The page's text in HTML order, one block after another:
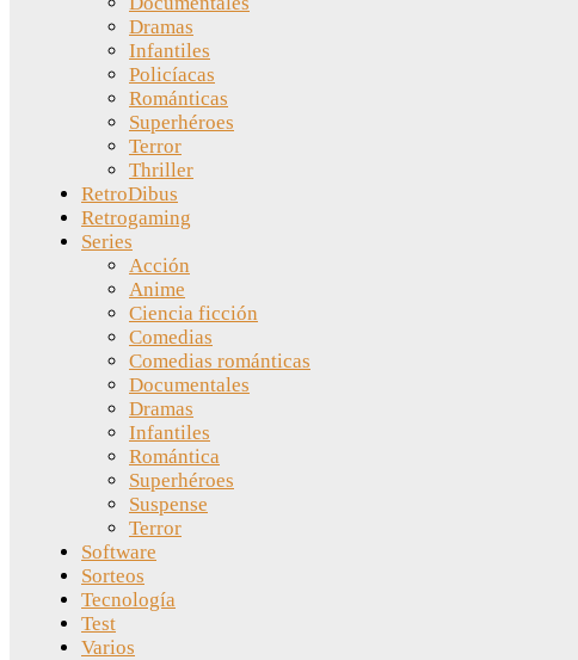
Dramas
Infantiles
Policíacas
Románticas
Superhéroes
Terror
Thriller
RetroDibus
Retrogaming
Series
Acción
Anime
Ciencia ficción
Comedias
Comedias románticas
Documentales
Dramas
Infantiles
Romántica
Superhéroes
Suspense
Terror
Software
Sorteos
Tecnología
Test
Varios